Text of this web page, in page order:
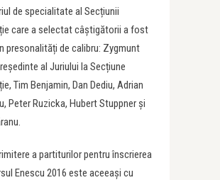
de specialitate al Secțiunii
care a selectat câștigătorii a fost
presonalități de calibru: Zygmunt
al Juriului la Secțiune
Tim Benjamin, Dan Dediu, Adrian
Peter Ruzicka, Hubert Stuppner și
a partiturilor pentru înscrierea
Enescu 2016 este aceeași cu